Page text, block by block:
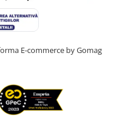
E-commerce by Gomag